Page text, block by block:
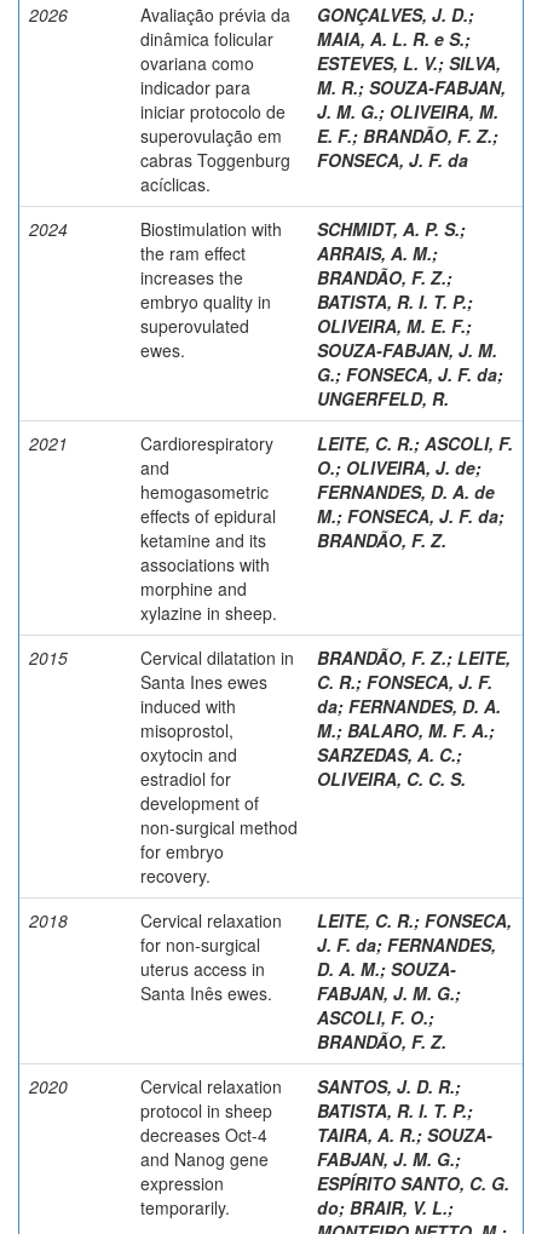
2026
Avaliação prévia da
dinâmica folicular
ovariana como
indicador para
iniciar protocolo de
superovulação em
cabras Toggenburg
acíclicas.
GONÇALVES, J. D.;
MAIA, A. L. R. e S.;
ESTEVES, L. V.; SILVA,
M. R.; SOUZA-FABJAN,
J. M. G.; OLIVEIRA, M.
E. F.; BRANDÃO, F. Z.;
FONSECA, J. F. da
2024
Biostimulation with
the ram effect
increases the
embryo quality in
superovulated
ewes.
SCHMIDT, A. P. S.;
ARRAIS, A. M.;
BRANDÃO, F. Z.;
BATISTA, R. I. T. P.;
OLIVEIRA, M. E. F.;
SOUZA-FABJAN, J. M.
G.; FONSECA, J. F. da;
UNGERFELD, R.
2021
Cardiorespiratory
and
hemogasometric
effects of epidural
ketamine and its
associations with
morphine and
xylazine in sheep.
LEITE, C. R.; ASCOLI, F.
O.; OLIVEIRA, J. de;
FERNANDES, D. A. de
M.; FONSECA, J. F. da;
BRANDÃO, F. Z.
2015
Cervical dilatation in
Santa Ines ewes
induced with
misoprostol,
oxytocin and
estradiol for
development of
non-surgical method
for embryo
recovery.
BRANDÃO, F. Z.; LEITE,
C. R.; FONSECA, J. F.
da; FERNANDES, D. A.
M.; BALARO, M. F. A.;
SARZEDAS, A. C.;
OLIVEIRA, C. C. S.
2018
Cervical relaxation
for non-surgical
uterus access in
Santa Inês ewes.
LEITE, C. R.; FONSECA,
J. F. da; FERNANDES,
D. A. M.; SOUZA-
FABJAN, J. M. G.;
ASCOLI, F. O.;
BRANDÃO, F. Z.
2020
Cervical relaxation
protocol in sheep
decreases Oct-4
and Nanog gene
expression
temporarily.
SANTOS, J. D. R.;
BATISTA, R. I. T. P.;
TAIRA, A. R.; SOUZA-
FABJAN, J. M. G.;
ESPÍRITO SANTO, C. G.
do; BRAIR, V. L.;